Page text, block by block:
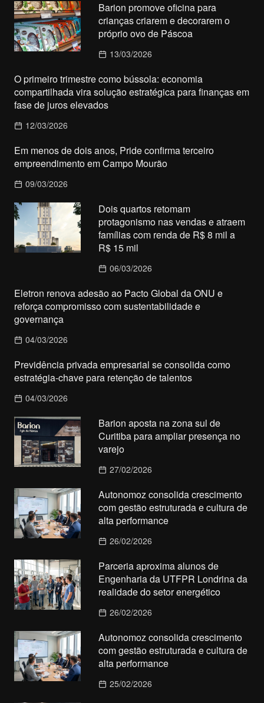
Barion promove oficina para
crianças criarem e decorarem o
próprio ovo de Páscoa
13/03/2026
O primeiro trimestre como bússola: economia
compartilhada vira solução estratégica para finanças em
fase de juros elevados
12/03/2026
Em menos de dois anos, Pride confirma terceiro
empreendimento em Campo Mourão
09/03/2026
Dois quartos retomam
protagonismo nas vendas e atraem
famílias com renda de R$ 8 mil a
R$ 15 mil
06/03/2026
Eletron renova adesão ao Pacto Global da ONU e
reforça compromisso com sustentabilidade e
governança
04/03/2026
Previdência privada empresarial se consolida como
estratégia-chave para retenção de talentos
04/03/2026
Barion aposta na zona sul de
Curitiba para ampliar presença no
varejo
27/02/2026
Autonomoz consolida crescimento
com gestão estruturada e cultura de
alta performance
26/02/2026
Parceria aproxima alunos de
Engenharia da UTFPR Londrina da
realidade do setor energético
26/02/2026
Autonomoz consolida crescimento
com gestão estruturada e cultura de
alta performance
25/02/2026